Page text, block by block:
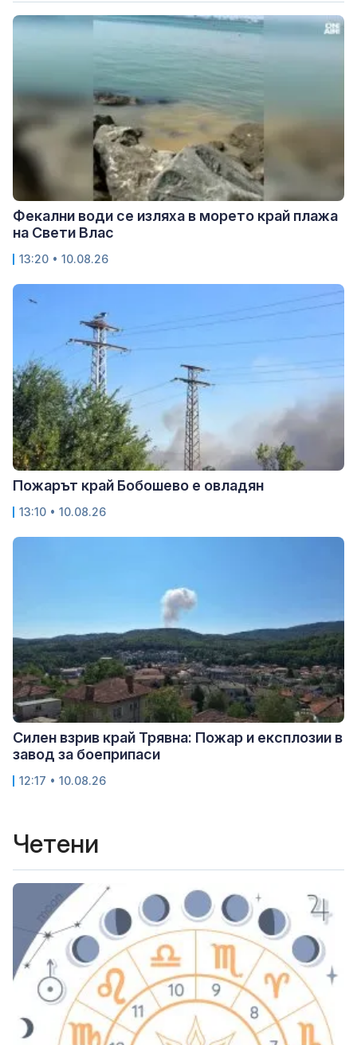
Фекални води се изляха в морето край плажа
на Свети Влас
13:20 • 10.08.26
Пожарът край Бобошево е овладян
13:10 • 10.08.26
Силен взрив край Трявна: Пожар и експлозии в
завод за боеприпаси
12:17 • 10.08.26
Четени